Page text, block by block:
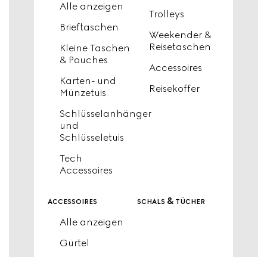
Alle anzeigen
Brieftaschen
Kleine Taschen
& Pouches
Karten- und
Münzetuis
Schlüsselanhänger
und
Schlüsseletuis
Tech
Accessoires
Trolleys
Weekender &
Reisetaschen
Accessoires
Reisekoffer
accessoires
Alle anzeigen
Gürtel
schals & tücher